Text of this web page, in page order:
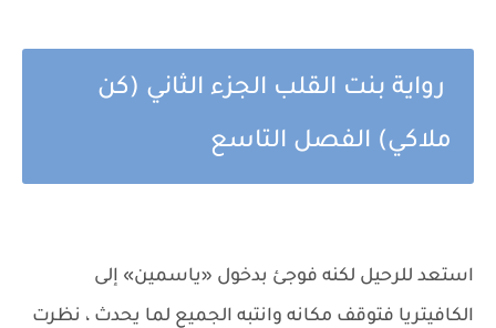
رواية بنت القلب الجزء الثاني (كن
ملاكي) الفصل التاسع
استعد للرحيل لكنه فوجئ بدخول «ياسمين» إلى
الكافيتريا فتوقف مكانه وانتبه الجميع لما يحدث ، نظرت